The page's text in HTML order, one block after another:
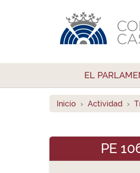
EL
Inicio Actividad
PE